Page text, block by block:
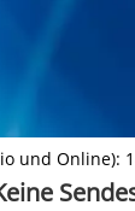
und Online):